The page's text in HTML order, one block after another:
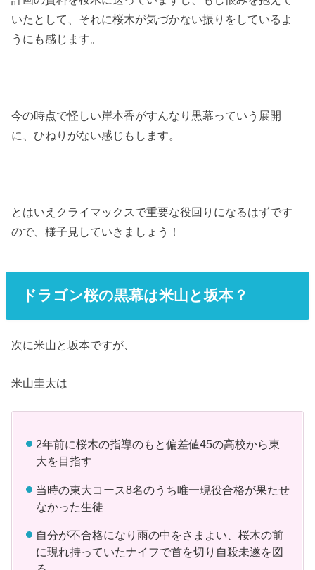
いたとして、それに桜木が気づかない振りをしているよ
うにも感じます。
今の時点で怪しい岸本香がすんなり黒幕っていう展開
に、ひねりがない感じもします。
とはいえクライマックスで重要な役回りになるはずです
ので、様子見していきましょう！
ドラゴン桜の黒幕は米山と坂本？
次に米山と坂本ですが、
米山圭太は
2年前に桜木の指導のもと偏差値45の高校から東
大を目指す
当時の東大コース8名のうち唯一現役合格が果たせ
なかった生徒
自分が不合格になり雨の中をさまよい、桜木の前
に現れ持っていたナイフで首を切り自殺未遂を図